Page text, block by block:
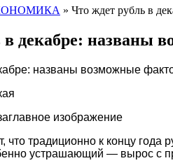
» Что ждет рубль в
в декабре: названы
изображение
что традиционно к концу
устрашающий — вырос с